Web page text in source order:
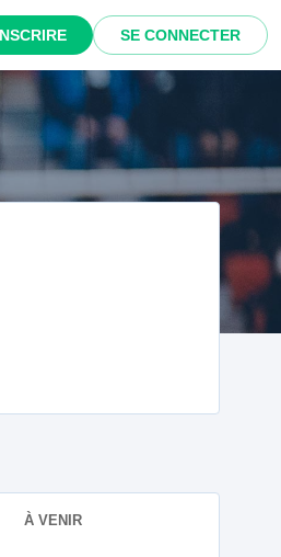
SE CONNECTER
À VENIR